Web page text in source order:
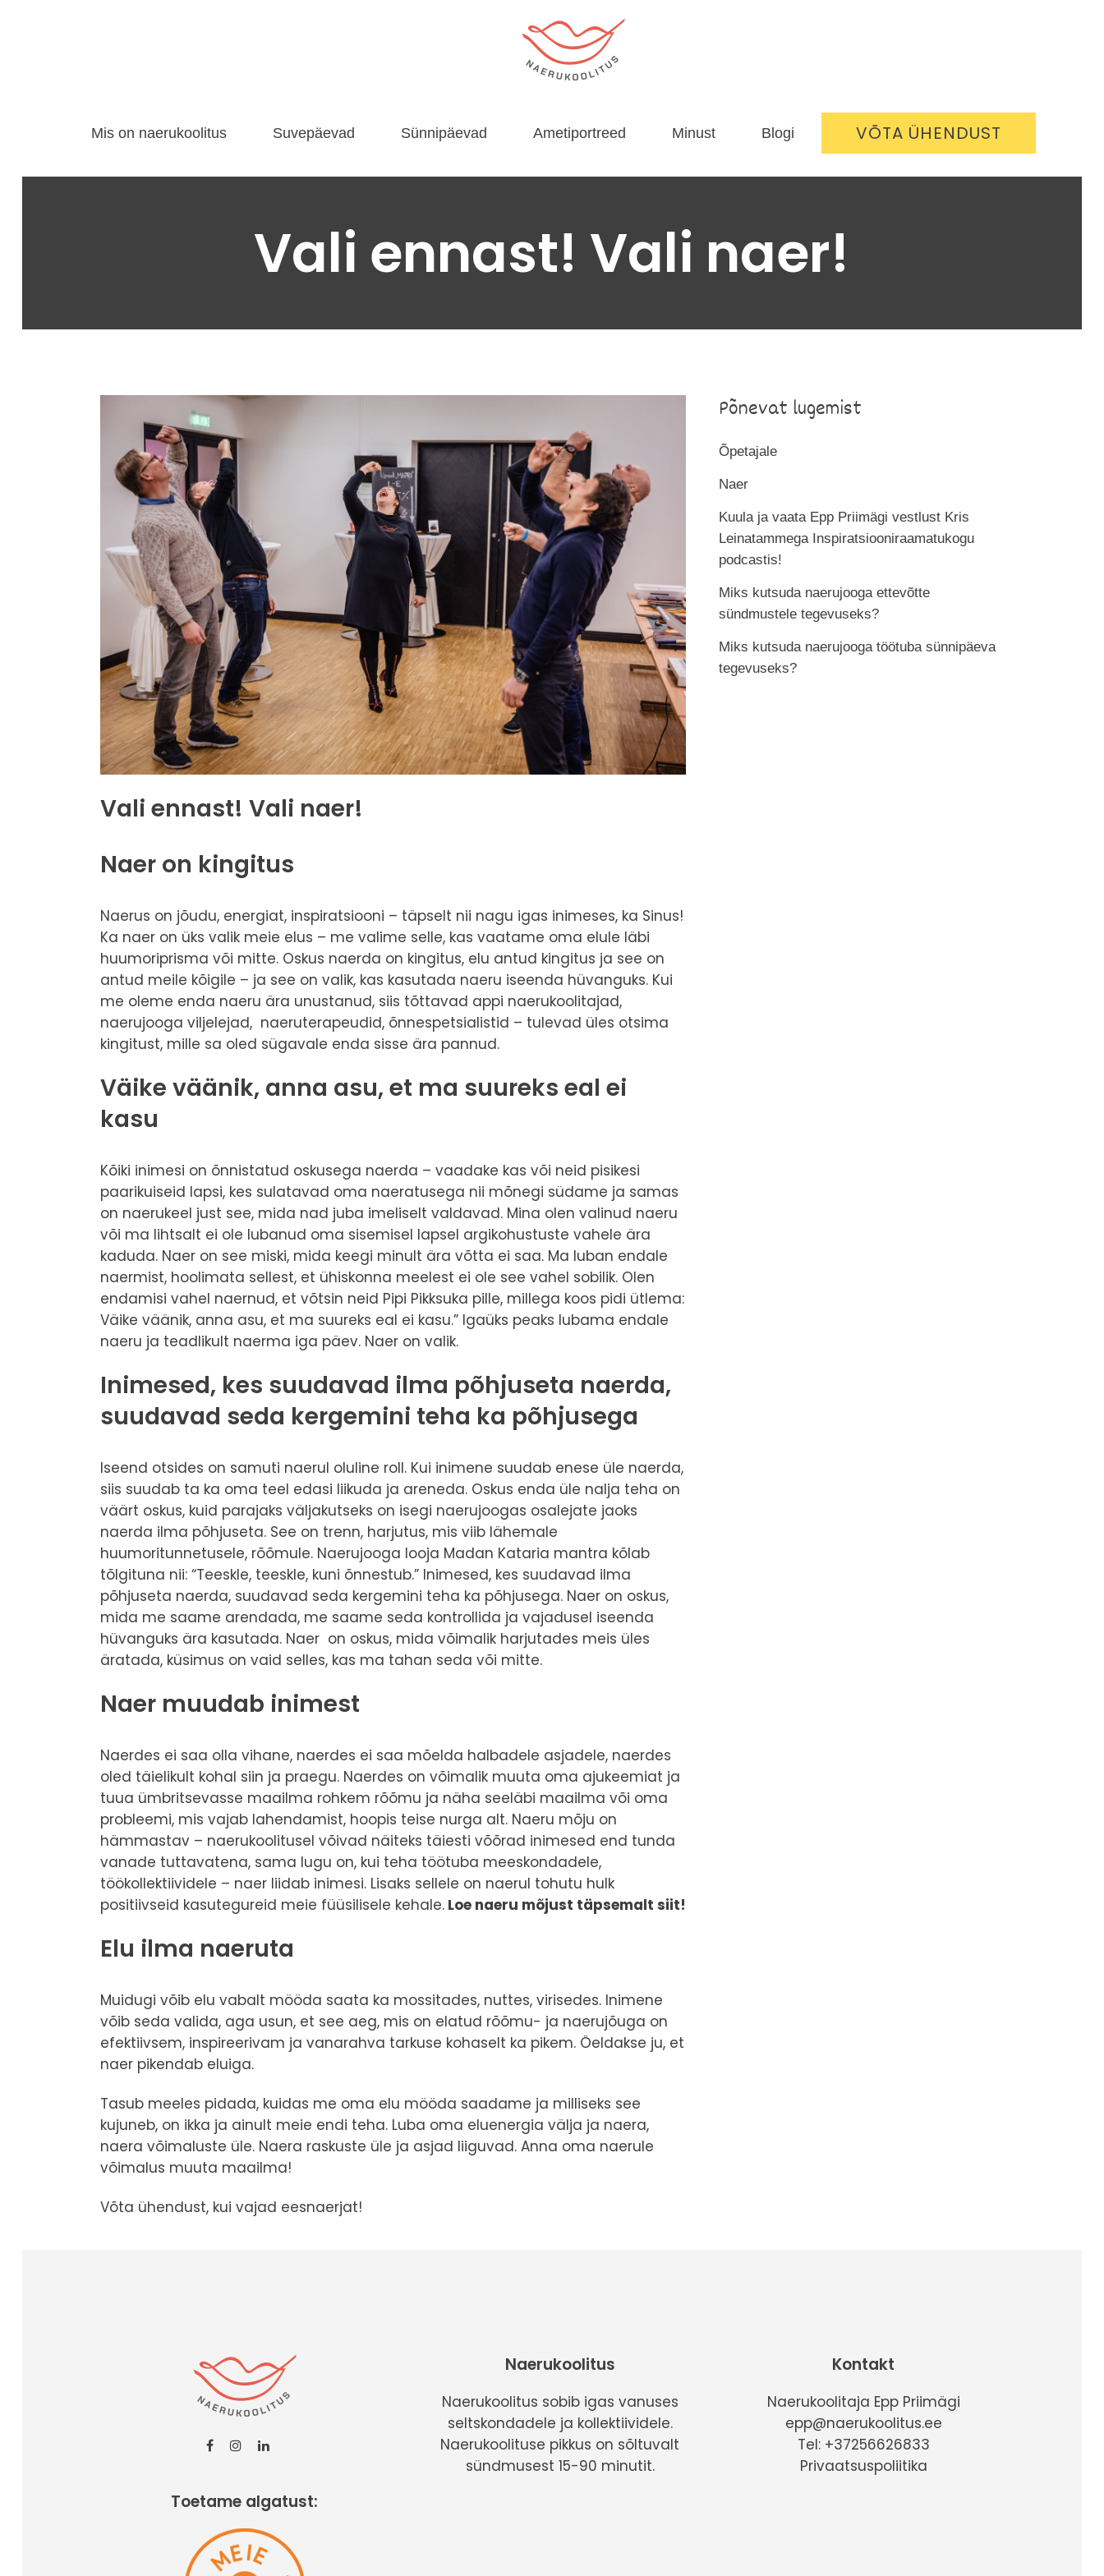
Mis on naerukoolitus Suvepäevad Sünnipäevad Ametiportreed Minust Blogi VÕTA ÜHENDUST
Vali ennast! Vali naer!
Vali ennast! Vali naer!
Naer on kingitus
Naerus on jõudu, energiat, inspiratsiooni – täpselt nii nagu igas inimeses, ka Sinus!
Ka naer on üks valik meie elus – me valime selle, kas vaatame oma elule läbi
huumoriprisma või mitte. Oskus naerda on kingitus, elu antud kingitus ja see on
antud meile kõigile – ja see on valik, kas kasutada naeru iseenda hüvanguks. Kui
me oleme enda naeru ära unustanud, siis tõttavad appi naerukoolitajad,
naerujooga viljelejad, naeruterapeudid, õnnespetsialistid – tulevad üles otsima
kingitust, mille sa oled sügavale enda sisse ära pannud.
Väike väänik, anna asu, et ma suureks eal ei
kasu
Kõiki inimesi on õnnistatud oskusega naerda – vaadake kas või neid pisikesi
paarikuiseid lapsi, kes sulatavad oma naeratusega nii mõnegi südame ja samas
on naerukeel just see, mida nad juba imeliselt valdavad. Mina olen valinud naeru
või ma lihtsalt ei ole lubanud oma sisemisel lapsel argikohustuste vahele ära
kaduda. Naer on see miski, mida keegi minult ära võtta ei saa. Ma luban endale
naermist, hoolimata sellest, et ühiskonna meelest ei ole see vahel sobilik. Olen
endamisi vahel naernud, et võtsin neid Pipi Pikksuka pille, millega koos pidi ütlema:
Väike väänik, anna asu, et ma suureks eal ei kasu.” Igaüks peaks lubama endale
naeru ja teadlikult naerma iga päev. Naer on valik.
Inimesed, kes suudavad ilma põhjuseta naerda,
suudavad seda kergemini teha ka põhjusega
Iseend otsides on samuti naerul oluline roll. Kui inimene suudab enese üle naerda,
siis suudab ta ka oma teel edasi liikuda ja areneda. Oskus enda üle nalja teha on
väärt oskus, kuid parajaks väljakutseks on isegi naerujoogas osalejate jaoks
naerda ilma põhjuseta. See on trenn, harjutus, mis viib lähemale
huumoritunnetusele, rõõmule. Naerujooga looja Madan Kataria mantra kõlab
tõlgituna nii: “Teeskle, teeskle, kuni õnnestub.” Inimesed, kes suudavad ilma
põhjuseta naerda, suudavad seda kergemini teha ka põhjusega. Naer on oskus,
mida me saame arendada, me saame seda kontrollida ja vajadusel iseenda
hüvanguks ära kasutada. Naer on oskus, mida võimalik harjutades meis üles
äratada, küsimus on vaid selles, kas ma tahan seda või mitte.
Naer muudab inimest
Naerdes ei saa olla vihane, naerdes ei saa mõelda halbadele asjadele, naerdes
oled täielikult kohal siin ja praegu. Naerdes on võimalik muuta oma ajukeemiat ja
tuua ümbritsevasse maailma rohkem rõõmu ja näha seeläbi maailma või oma
probleemi, mis vajab lahendamist, hoopis teise nurga alt. Naeru mõju on
hämmastav – naerukoolitusel võivad näiteks täiesti võõrad inimesed end tunda
vanade tuttavatena, sama lugu on, kui teha töötuba meeskondadele,
töökollektiividele – naer liidab inimesi. Lisaks sellele on naerul tohutu hulk
positiivseid kasutegureid meie füüsilisele kehale. Loe naeru mõjust täpsemalt siit!
Elu ilma naeruta
Muidugi võib elu vabalt mööda saata ka mossitades, nuttes, virisedes. Inimene
võib seda valida, aga usun, et see aeg, mis on elatud rõõmu- ja naerujõuga on
efektiivsem, inspireerivam ja vanarahva tarkuse kohaselt ka pikem. Öeldakse ju, et
naer pikendab eluiga.
Tasub meeles pidada, kuidas me oma elu mööda saadame ja milliseks see
kujuneb, on ikka ja ainult meie endi teha. Luba oma eluenergia välja ja naera,
naera võimaluste üle. Naera raskuste üle ja asjad liiguvad. Anna oma naerule
võimalus muuta maailma!
Võta ühendust, kui vajad eesnaerjat!
Põnevat lugemist
Õpetajale
Naer
Kuula ja vaata Epp Priimägi vestlust Kris
Leinatammega Inspiratsiooniraamatukogu
podcastis!
Miks kutsuda naerujooga ettevõtte
sündmustele tegevuseks?
Miks kutsuda naerujooga töötuba sünnipäeva
tegevuseks?
Toetame algatust:
Naerukoolitus
Naerukoolitus sobib igas vanuses
seltskondadele ja kollektiividele.
Naerukoolituse pikkus on sõltuvalt
sündmusest 15-90 minutit.
Kontakt
Naerukoolitaja Epp Priimägi
epp@naerukoolitus.ee
Tel: +37256626833
Privaatsuspoliitika